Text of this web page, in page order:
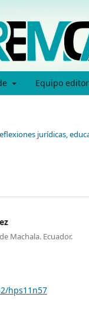
Equipo
jurídicas,
Machala. Ecuador.
hps11n57